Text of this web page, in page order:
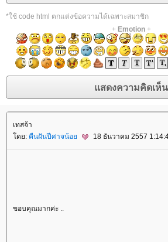
*ใช้ code html ตกแต่งข้อความได้เฉพาะสมาชิก
+ Emotion+
เทสจ้า
ดย: คืนฝันปีศาจน้อ 18 ธันวาคม 2557
ขอบคุณมากค่ะ ..